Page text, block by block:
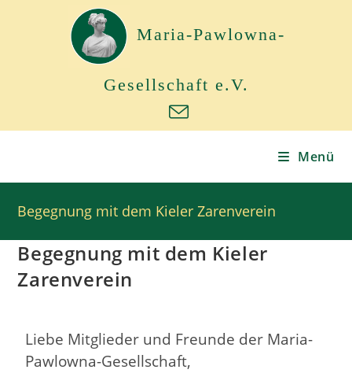
Maria-Pawlowna-
Gesellschaft e.V.
Menü
Begegnung mit dem Kieler Zarenverein
Begegnung mit dem Kieler
Zarenverein
Liebe Mitglieder und Freunde der Maria-
Pawlowna-Gesellschaft,